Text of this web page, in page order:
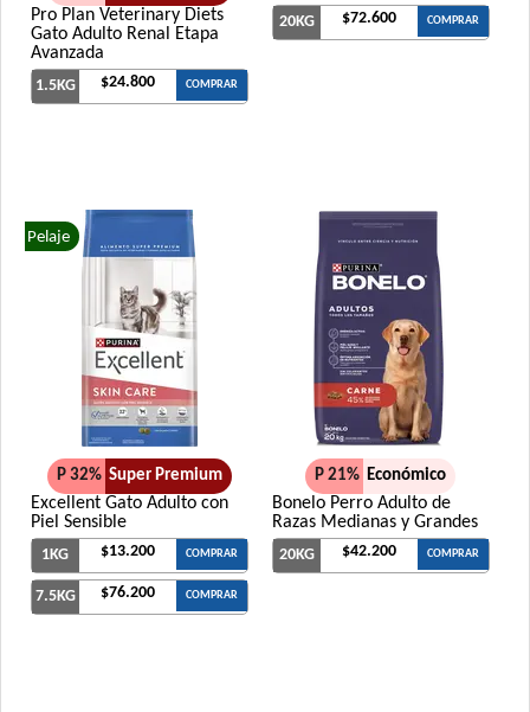
Pro Plan Veterinary Diets
Gato Adulto Renal Etapa
Avanzada
1.5KG $24.800 COMPRAR
20KG $72.600 COMPRAR
Pelaje
P 32% Super Premium
Excellent Gato Adulto con
Piel Sensible
1KG $13.200 COMPRAR
7.5KG $76.200 COMPRAR
P 21% Económico
Bonelo Perro Adulto de
Razas Medianas y Grandes
20KG $42.200 COMPRAR